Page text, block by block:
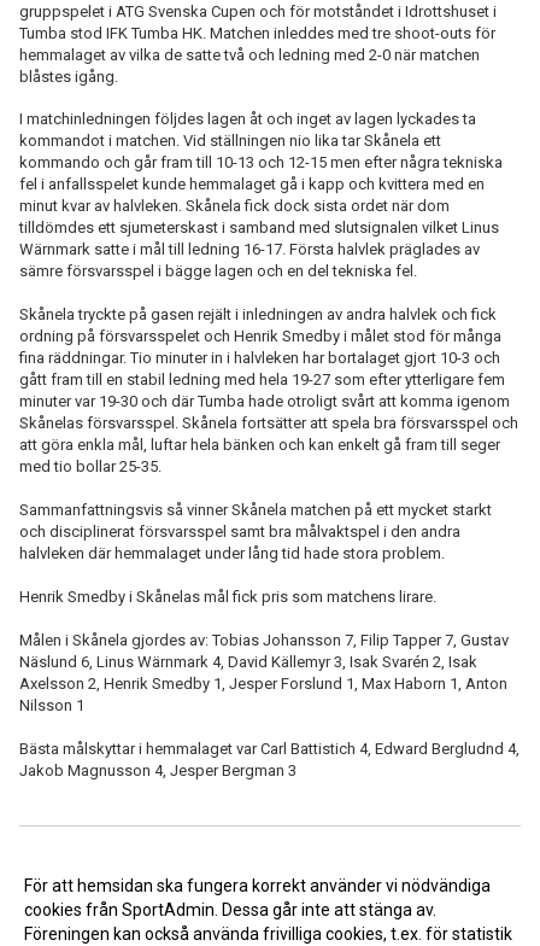
gruppspelet i ATG Svenska Cupen och för motståndet i Idrottshuset i
Tumba stod IFK Tumba HK. Matchen inleddes med tre shoot-outs för
hemmalaget av vilka de satte två och ledning med 2-0 när matchen
blåstes igång.
I matchinledningen följdes lagen åt och inget av lagen lyckades ta
kommandot i matchen. Vid ställningen nio lika tar Skånela ett
kommando och går fram till 10-13 och 12-15 men efter några tekniska
fel i anfallsspelet kunde hemmalaget gå i kapp och kvittera med en
minut kvar av halvleken. Skånela fick dock sista ordet när dom
tilldömdes ett sjumeterskast i samband med slutsignalen vilket Linus
Wärnmark satte i mål till ledning 16-17. Första halvlek präglades av
sämre försvarsspel i bägge lagen och en del tekniska fel.
Skånela tryckte på gasen rejält i inledningen av andra halvlek och fick
ordning på försvarsspelet och Henrik Smedby i målet stod för många
fina räddningar. Tio minuter in i halvleken har bortalaget gjort 10-3 och
gått fram till en stabil ledning med hela 19-27 som efter ytterligare fem
minuter var 19-30 och där Tumba hade otroligt svårt att komma igenom
Skånelas försvarsspel. Skånela fortsätter att spela bra försvarsspel och
att göra enkla mål, luftar hela bänken och kan enkelt gå fram till seger
med tio bollar 25-35.
Sammanfattningsvis så vinner Skånela matchen på ett mycket starkt
och disciplinerat försvarsspel samt bra målvaktspel i den andra
halvleken där hemmalaget under lång tid hade stora problem.
Henrik Smedby i Skånelas mål fick pris som matchens lirare.
Målen i Skånela gjordes av: Tobias Johansson 7, Filip Tapper 7, Gustav
Näslund 6, Linus Wärnmark 4, David Källemyr 3, Isak Svarén 2, Isak
Axelsson 2, Henrik Smedby 1, Jesper Forslund 1, Max Haborn 1, Anton
Nilsson 1
Bästa målskyttar i hemmalaget var Carl Battistich 4, Edward Bergludnd 4,
Jakob Magnusson 4, Jesper Bergman 3
<< Tillbaka
För att hemsidan ska fungera korrekt använder vi nödvändiga
cookies från SportAdmin. Dessa går inte att stänga av.
Föreningen kan också använda frivilliga cookies, t.ex. för statistik